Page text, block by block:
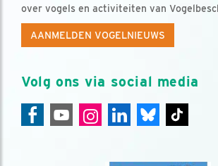
over vogels en activiteiten van
AANMELDEN VOGELNIEUWS
Volg ons via social media